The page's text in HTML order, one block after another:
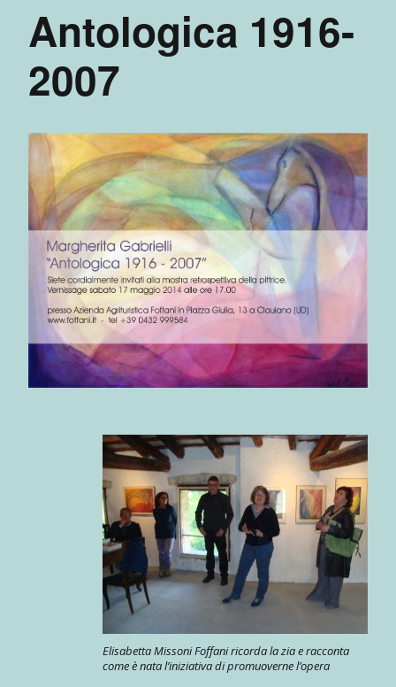
Antologica 1916-
2007
Elisabetta Missoni Foffani ricorda la zia e racconta
come è nata l’iniziativa di promuoverne l’opera